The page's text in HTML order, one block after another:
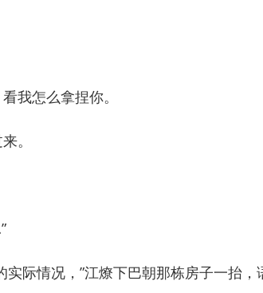
怎么拿捏你。
。
际情况，”江燎下巴朝那栋房子一抬，